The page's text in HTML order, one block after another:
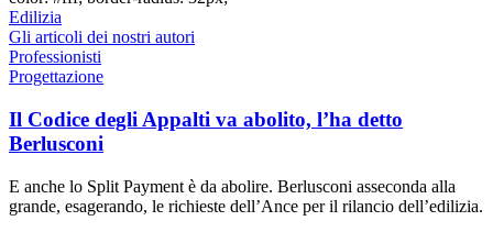
Edilizia
Gli articoli dei nostri autori
Professionisti
Progettazione
Il Codice degli Appalti va abolito, l’ha detto
Berlusconi
E anche lo Split Payment è da abolire. Berlusconi asseconda alla
grande, esagerando, le richieste dell’Ance per il rilancio dell’edilizia.